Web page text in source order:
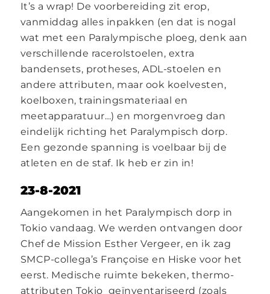
It’s a wrap! De voorbereiding zit erop,
vanmiddag alles inpakken (en dat is nogal
wat met een Paralympische ploeg, denk aan
verschillende racerolstoelen, extra
bandensets, protheses, ADL-stoelen en
andere attributen, maar ook koelvesten,
koelboxen, trainingsmateriaal en
meetapparatuur…) en morgenvroeg dan
eindelijk richting het Paralympisch dorp.
Een gezonde spanning is voelbaar bij de
atleten en de staf. Ik heb er zin in!
23-8-2021
Aangekomen in het Paralympisch dorp in
Tokio vandaag. We werden ontvangen door
Chef de Mission Esther Vergeer, en ik zag
SMCP-collega’s Françoise en Hiske voor het
eerst. Medische ruimte bekeken, thermo-
attributen Tokio geïnventariseerd (zoals